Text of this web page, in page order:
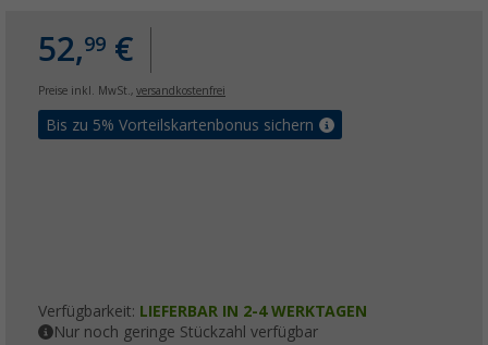
52,99 €
Preise inkl. MwSt., versandkostenfrei
Bis zu 5% Vorteilskartenbonus sichern
Verfügbarkeit: LIEFERBAR IN 2-4 WERKTAGEN
Nur noch geringe Stückzahl verfügbar